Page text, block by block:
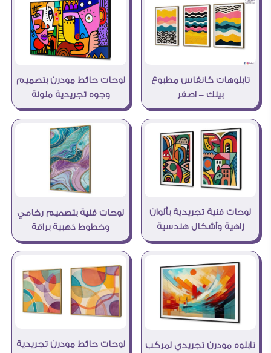
تابلوهات كانفاس مطبوع
بينك – اصفر
لوحات حائط مودرن بتصميم
وجوه تجريدية ملونة
لوحات فنية تجريدية بألوان
زاهية وأشكال هندسية
لوحات فنية بتصميم رخامي
وخطوط ذهبية براقة
تابلوه مودرن تجريدي لمركب
لوحات حائط مودرن تجريدية